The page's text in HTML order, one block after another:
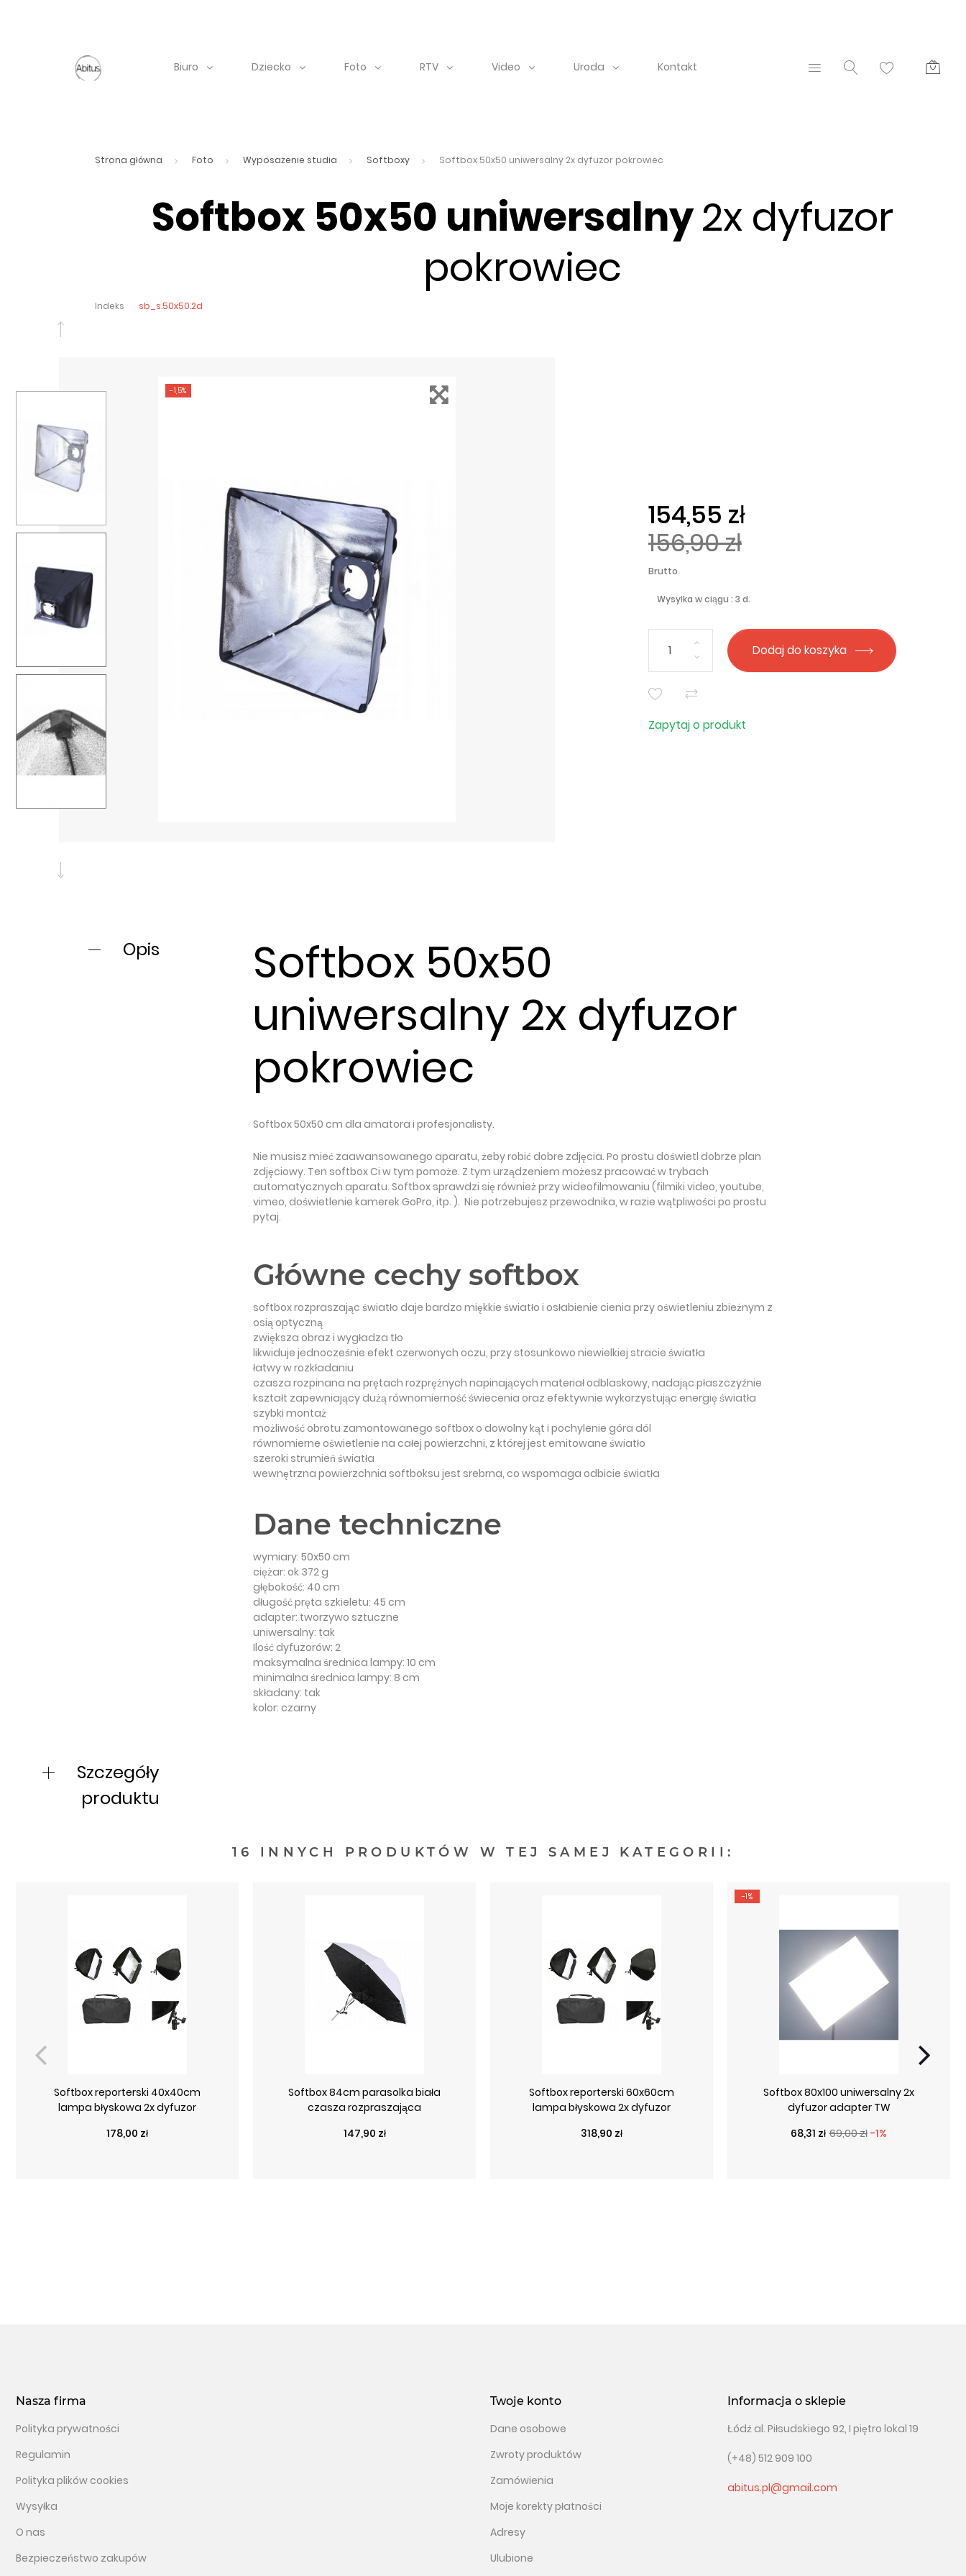
Biuro Dziecko Foto RTV Video Uroda Kontakt
Strona główna Foto Wyposażenie studia Softboxy Softbox 50x50 uniwersalny 2x dyfuzor pokrowiec
Softbox 50x50 uniwersalny2x dyfuzor
pokrowiec
Indeks sb_s.50x50.2d
-1,5%
154,55 zł
156,90 zł
Brutto
Wysyłka w ciągu : 3 d.
Dodaj do koszyka
Zapytaj o produkt
Opis
Softbox 50x50
uniwersalny 2x dyfuzor
pokrowiec
Softbox 50x50 cm dla amatora i profesjonalisty.
Nie musisz mieć zaawansowanego aparatu, żeby robić dobre zdjęcia. Po prostu doświetl dobrze plan
zdjęciowy. Ten softbox Ci w tym pomoże. Z tym urządzeniem możesz pracować w trybach
automatycznych aparatu. Softbox sprawdzi się również przy wideofilmowaniu (filmiki video, youtube,
vimeo, doświetlenie kamerek GoPro, itp. ). Nie potrzebujesz przewodnika, w razie wątpliwości po prostu
pytaj.
Główne cechy softbox
softbox rozpraszając światło daje bardzo miękkie światło i osłabienie cienia przy oświetleniu zbieżnym z
osią optyczną
zwiększa obraz i wygładza tło
likwiduje jednocześnie efekt czerwonych oczu, przy stosunkowo niewielkiej stracie światła
łatwy w rozkładaniu
czasza rozpinana na prętach rozprężnych napinających materiał odblaskowy, nadając płaszczyźnie
kształt zapewniający dużą równomierność świecenia oraz efektywnie wykorzystując energię światła
szybki montaż
możliwość obrotu zamontowanego softbox o dowolny kąt i pochylenie góra dól
równomierne oświetlenie na całej powierzchni, z której jest emitowane światło
szeroki strumień światła
wewnętrzna powierzchnia softboksu jest srebrna, co wspomaga odbicie światła
Dane techniczne
wymiary: 50x50 cm
ciężar: ok 372 g
głębokość: 40 cm
długość pręta szkieletu: 45 cm
adapter: tworzywo sztuczne
uniwersalny: tak
Ilość dyfuzorów: 2
maksymalna średnica lampy: 10 cm
minimalna średnica lampy: 8 cm
składany: tak
kolor: czarny
Szczegóły
produktu
16 INNYCH PRODUKTÓW W TEJ SAMEJ KATEGORII:
Softbox reporterski 40x40cm
lampa błyskowa 2x dyfuzor
Cena
178,00 zł
Softbox 84cm parasolka biała
czasza rozpraszająca
Cena
147,90 zł
Softbox reporterski 60x60cm
lampa błyskowa 2x dyfuzor
Cena
318,90 zł
-1%
Softbox 80x100 uniwersalny 2x
dyfuzor adapter TW
Cena podstawowa
69,00 zł -1%
Cena
68,31 zł
Nasza firma
Polityka prywatności
Regulamin
Polityka plików cookies
Wysyłka
O nas
Bezpieczeństwo zakupów
Twoje konto
Dane osobowe
Zwroty produktów
Zamówienia
Moje korekty płatności
Adresy
Ulubione
Informacja o sklepie
Łódź al. Piłsudskiego 92, I piętro lokal 19
(+48) 512 909 100
abitus.pl@gmail.com